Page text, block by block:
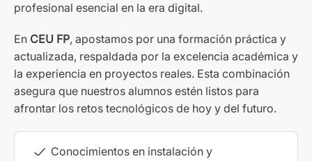
profesional esencial en la era digital.
En CEU FP, apostamos por una formación práctica y
actualizada, respaldada por la excelencia académica y
la experiencia en proyectos reales. Esta combinación
asegura que nuestros alumnos estén listos para
afrontar los retos tecnológicos de hoy y del futuro.
Conocimientos en instalación y